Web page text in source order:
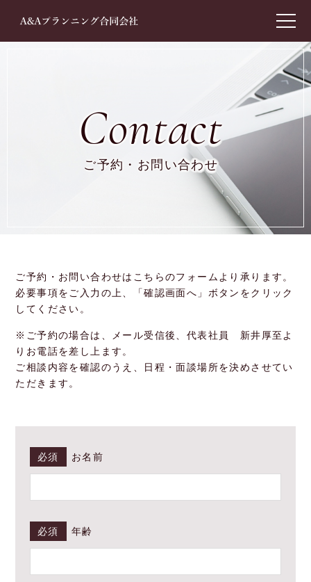
ご予約・お問い合わせ
ご予約・お問い合わせはこちらのフォームより承ります。
必要事項をご入力の上、「確認画面へ」ボタンをクリック
してください。
※ご予約の場合は、メール受信後、代表社員 新井厚至よ
りお電話を差し上ます。
ご相談内容を確認のうえ、日程・面談場所を決めさせてい
ただきます。
必須 お名前
必須 年齢